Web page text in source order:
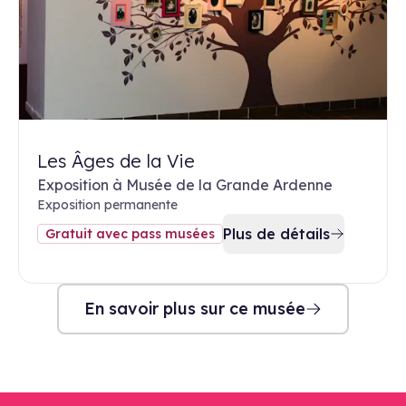
Les Âges de la Vie
Exposition à Musée de la Grande Ardenne
Exposition permanente
Gratuit avec pass musées Plus de détails
En savoir plus sur ce musée